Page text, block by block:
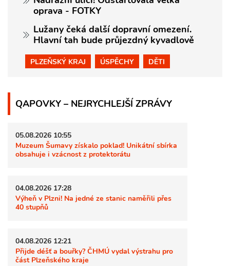
oprava - FOTKY
Lužany čeká další dopravní omezení.
Hlavní tah bude průjezdný kyvadlově
PLZEŇSKÝ KRAJ ÚSPĚCHY DĚTI
QAPOVKY – NEJRYCHLEJŠÍ ZPRÁVY
05.08.2026 10:55
Muzeum Šumavy získalo poklad! Unikátní sbírka
obsahuje i vzácnost z protektorátu
04.08.2026 17:28
Výheň v Plzni! Na jedné ze stanic naměřili přes
40 stupňů
04.08.2026 12:21
Přijde déšť a bouřky? ČHMÚ vydal výstrahu pro
část Plzeňského kraje